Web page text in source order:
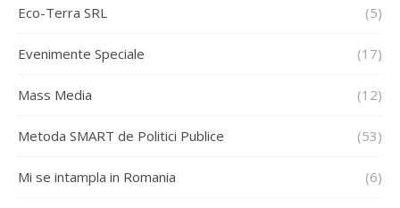
Eco-Terra SRL (5)
Evenimente Speciale (17)
Mass Media (12)
Metoda SMART de Politici Publice (53)
Mi se intampla in Romania (6)